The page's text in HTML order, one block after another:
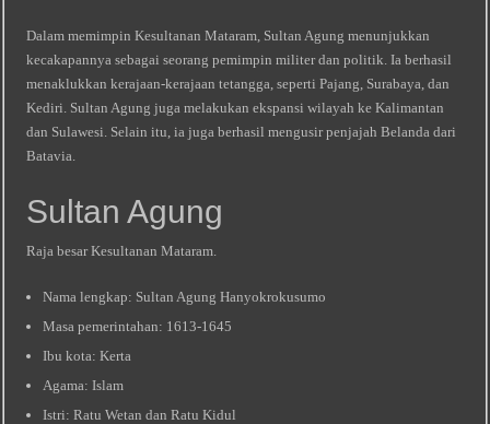
Dalam memimpin Kesultanan Mataram, Sultan Agung menunjukkan
kecakapannya sebagai seorang pemimpin militer dan politik. Ia berhasil
menaklukkan kerajaan-kerajaan tetangga, seperti Pajang, Surabaya, dan
Kediri. Sultan Agung juga melakukan ekspansi wilayah ke Kalimantan
dan Sulawesi. Selain itu, ia juga berhasil mengusir penjajah Belanda dari
Batavia.
Sultan Agung
Raja besar Kesultanan Mataram.
Nama lengkap: Sultan Agung Hanyokrokusumo
Masa pemerintahan: 1613-1645
Ibu kota: Kerta
Agama: Islam
Istri: Ratu Wetan dan Ratu Kidul